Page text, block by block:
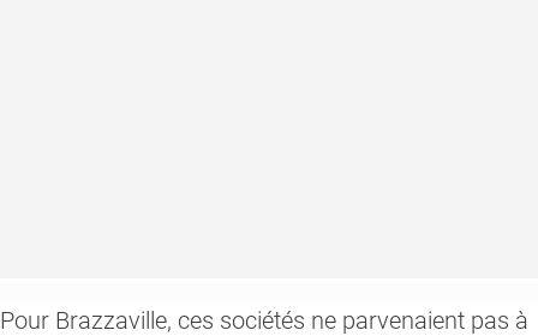
Pour Brazzaville, ces sociétés ne parvenaient pas à